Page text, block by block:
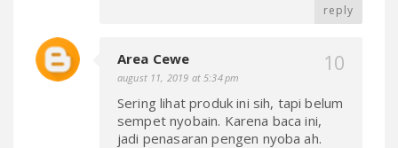
reply
Area Cewe
august 11, 2019 at 5:34 pm
Sering lihat produk ini sih, tapi belum
sempet nyobain. Karena baca ini,
jadi penasaran pengen nyoba ah.